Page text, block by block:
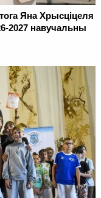
Яна Хрысціцеля
2027 навучальны